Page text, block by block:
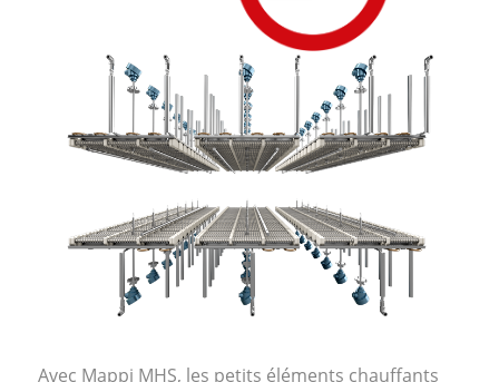
Avec Mappi MHS, les petits éléments chauffants